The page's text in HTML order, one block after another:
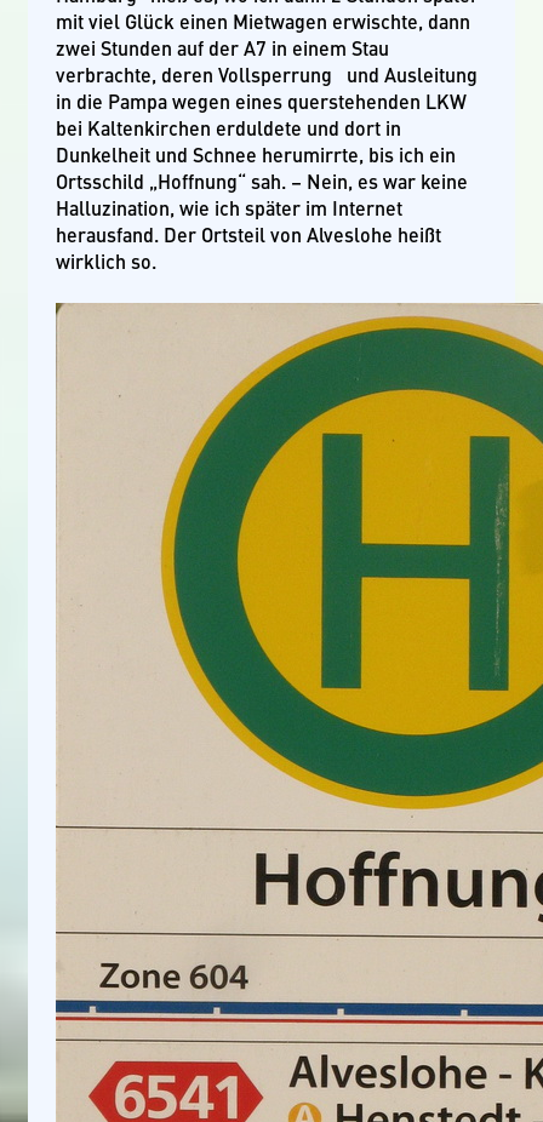
mit viel Glück einen Mietwagen erwischte, dann
zwei Stunden auf der A7 in einem Stau
verbrachte, deren Vollsperrung und Ausleitung
in die Pampa wegen eines querstehenden LKW
bei Kaltenkirchen erduldete und dort in
Dunkelheit und Schnee herumirrte, bis ich ein
Ortsschild „Hoffnung“ sah. – Nein, es war keine
Halluzination, wie ich später im Internet
herausfand. Der Ortsteil von Alveslohe heißt
wirklich so.